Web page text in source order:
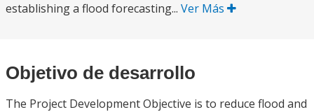
establishing a flood forecasting... Ver Más
Objetivo de desarrollo
The Project Development Objective is to reduce flood and